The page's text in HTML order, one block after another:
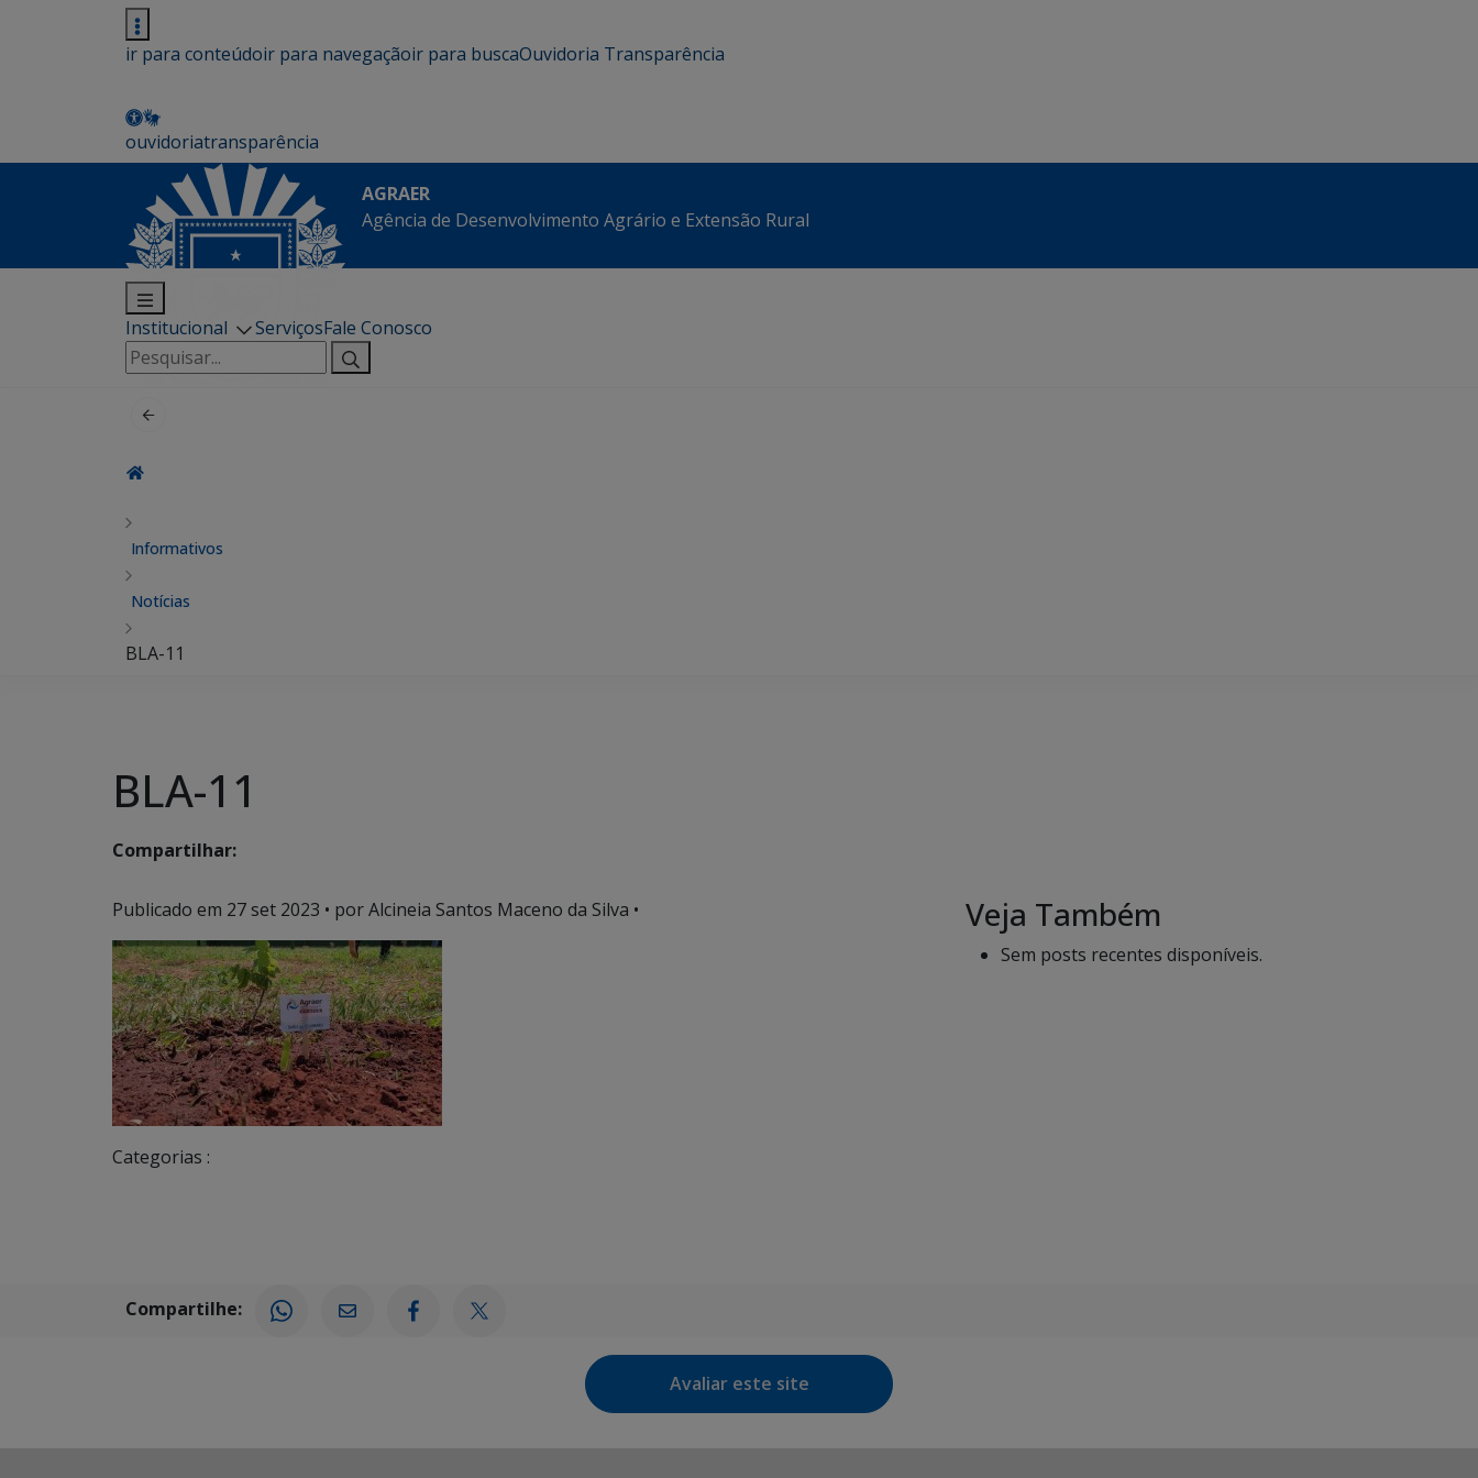
ir para conteúdoir para navegaçãoir para buscaOuvidoria Transparência
ouvidoriatransparência
AGRAER
Agência de Desenvolvimento Agrário e Extensão Rural
Institucional ServiçosFale Conosco
Pesquisar
por:
Informativos
Notícias
BLA-11
BLA-11
Compartilhar:
Publicado em 27 set 2023 • por Alcineia Santos Maceno da Silva •
Categorias :
Veja Também
Sem posts recentes disponíveis.
Compartilhe:
Avaliar este site